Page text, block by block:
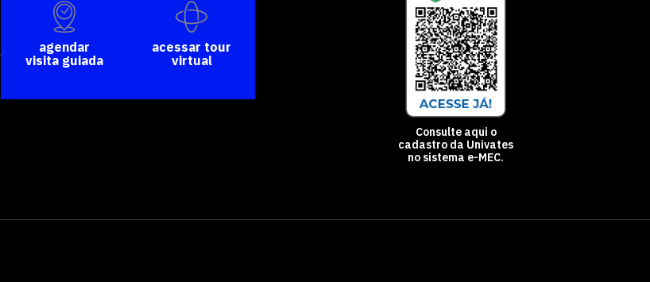
agendar
visita guiada
acessar tour
virtual
Consulte aqui o
cadastro da Univates
no sistema e-MEC.